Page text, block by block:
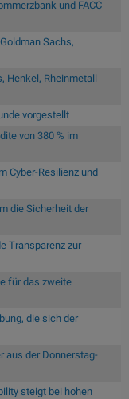
und FACC
Sachs,
Henkel, Rheinmetall
vorgestellt
von 380 % im
Cyber-Resilienz und
die Sicherheit der
Transparenz zur
für das zweite
die sich der
aus der Donnerstag-
steigt bei hohen